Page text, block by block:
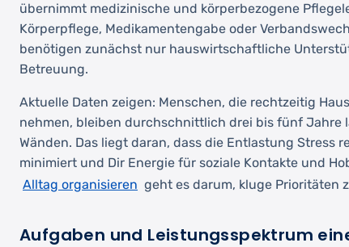
übernimmt medizinische und körperbezogene
Körperpflege, Medikamentengabe oder
benötigen zunächst nur hauswirtschaftliche
Betreuung.
Aktuelle Daten zeigen: Menschen, die rechtzeitig
nehmen, bleiben durchschnittlich drei bis fünf Jahre
Wänden. Das liegt daran, dass die Entlastung Stress
minimiert und Dir Energie für soziale Kontakte und
Alltag organisieren geht es darum, kluge Prioritäten
Aufgaben und Leistungsspektrum